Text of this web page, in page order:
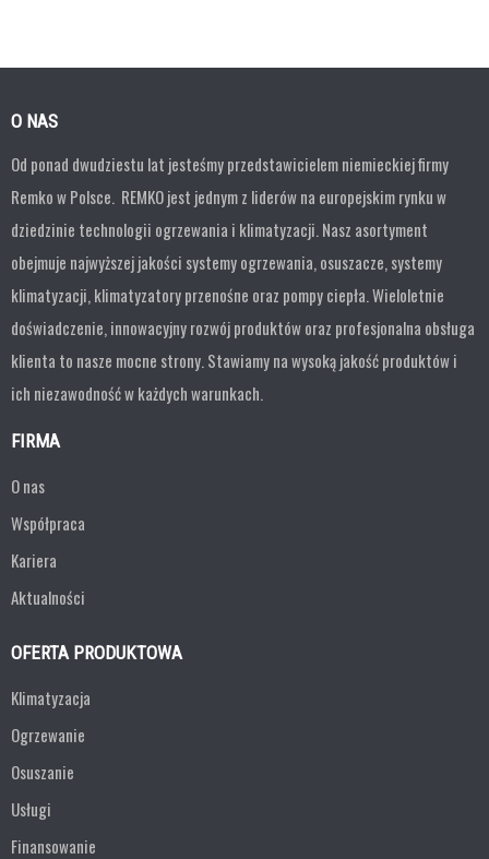
O NAS
Od ponad dwudziestu lat jesteśmy przedstawicielem niemieckiej firmy
Remko w Polsce. REMKO jest jednym z liderów na europejskim rynku w
dziedzinie technologii ogrzewania i klimatyzacji. Nasz asortyment
obejmuje najwyższej jakości systemy ogrzewania, osuszacze, systemy
klimatyzacji, klimatyzatory przenośne oraz pompy ciepła. Wieloletnie
doświadczenie, innowacyjny rozwój produktów oraz profesjonalna obsługa
klienta to nasze mocne strony. Stawiamy na wysoką jakość produktów i
ich niezawodność w każdych warunkach.
FIRMA
O nas
Współpraca
Kariera
Aktualności
OFERTA PRODUKTOWA
Klimatyzacja
Ogrzewanie
Osuszanie
Usługi
Finansowanie